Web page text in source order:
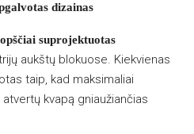
dizainas
suprojektuotas
aukštų blokuose. Kiekvienas
taip, kad maksimaliai
kvapą gniaužiančias